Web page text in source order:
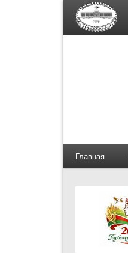
Главная